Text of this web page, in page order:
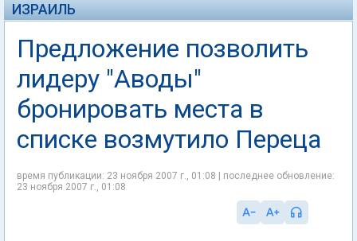
ИЗРАИЛЬ
Предложение позволить
лидеру "Аводы"
бронировать места в
списке возмутило Переца
время публикации: 23 ноября 2007 г., 01:08 | последнее обновление:
23 ноября 2007 г., 01:08